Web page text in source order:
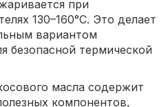
при
130–160°С. Это делает
вариантом
безопасной термической
масла содержит
компонентов,